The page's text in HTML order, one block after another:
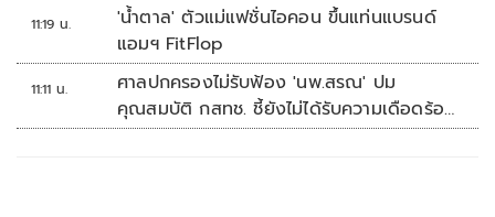
11:19 น.
'น้ำตาล' ตัวแม่แฟชั่นไอคอน ขึ้นแท่นแบรนด์
แอมฯ FitFlop
11:11 น.
ศาลปกครองไม่รับฟ้อง 'นพ.สรณ' ปม
คุณสมบัติ กสทช. ชี้ยังไม่ได้รับความเดือดร้อน
เสียหาย